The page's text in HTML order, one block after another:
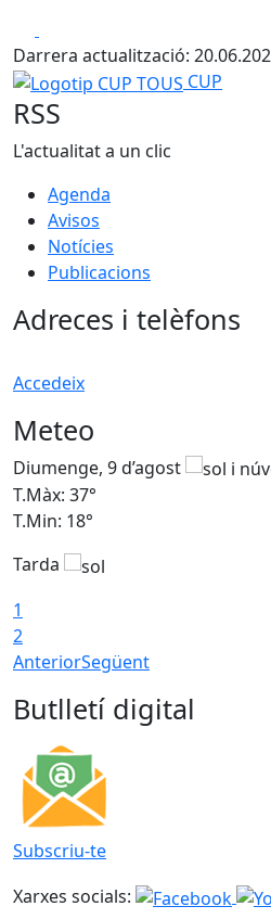
Darrera actualització:
Logotip CUP TOUS
CUP
RSS
L'actualitat a un clic
Agenda
Avisos
Notícies
Publicacions
Adreces i telèfons
Accedeix
Meteo
Diumenge, 9 d’agost
T.Màx: 37°
T.Min: 18°
Tarda
1
2
AnteriorSegüent
Butlletí digital
Subscriu-te
Xarxes socials: